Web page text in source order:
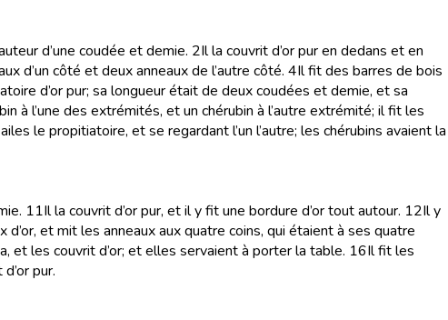
d’une coudée et demie. 2Il la couvrit d’or pur en dedans et en
d’un côté et deux anneaux de l’autre côté. 4Il fit des barres de bois
d’or pur; sa longueur était de deux coudées et demie, et sa
à l’une des extrémités, et un chérubin à l’autre extrémité; il fit les
le propitiatoire, et se regardant l’un l’autre; les chérubins avaient la
11Il la couvrit d’or pur, et il y fit une bordure d’or tout autour. 12Il y
et mit les anneaux aux quatre coins, qui étaient à ses quatre
et les couvrit d’or; et elles servaient à porter la table. 16Il fit les
pur.